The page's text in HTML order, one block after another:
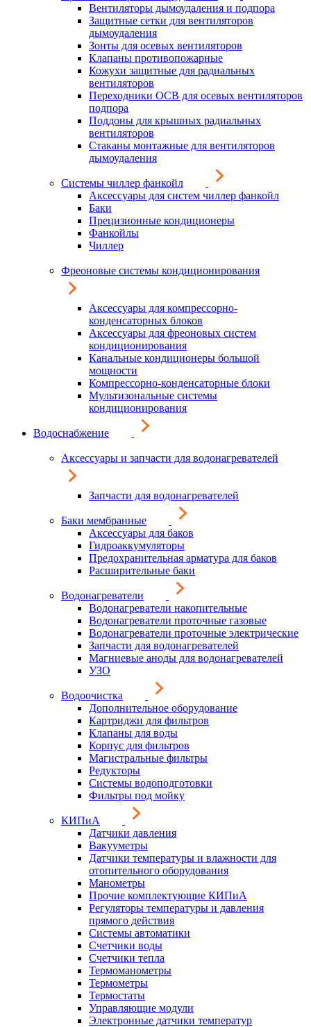
Вентиляторы дымоудаления и подпора
Защитные сетки для вентиляторов
дымоудаления
Зонты для осевых вентиляторов
Клапаны противопожарные
Кожухи защитные для радиальных
вентиляторов
Переходники ОСВ для осевых вентиляторов
подпора
Поддоны для крышных радиальных
вентиляторов
Стаканы монтажные для вентиляторов
дымоудаления
Системы чиллер фанкойл
Аксессуары для систем чиллер фанкойл
Баки
Прецизионные кондиционеры
Фанкойлы
Чиллер
Фреоновые системы кондиционирования
Аксессуары для компрессорно-
конденсаторных блоков
Аксессуары для фреоновых систем
кондиционирования
Канальные кондиционеры большой
мощности
Компрессорно-конденсаторные блоки
Мультизональные системы
кондиционирования
Водоснабжение
Аксессуары и запчасти для водонагревателей
Запчасти для водонагревателей
Баки мембранные
Аксессуары для баков
Гидроаккумуляторы
Предохранительная арматура для баков
Расширительные баки
Водонагреватели
Водонагреватели накопительные
Водонагреватели проточные газовые
Водонагреватели проточные электрические
Запчасти для водонагревателей
Магниевые аноды для водонагревателей
УЗО
Водоочистка
Дополнительное оборудование
Картриджи для фильтров
Клапаны для воды
Корпус для фильтров
Магистральные фильтры
Редукторы
Системы водоподготовки
Фильтры под мойку
КИПиА
Датчики давления
Вакууметры
Датчики температуры и влажности для
отопительного оборудования
Манометры
Прочие комплектующие КИПиА
Регуляторы температуры и давления
прямого действия
Системы автоматики
Счетчики воды
Счетчики тепла
Термоманометры
Термометры
Термостаты
Управляющие модули
Электронные датчики температур